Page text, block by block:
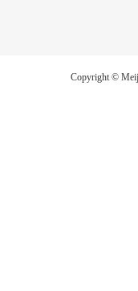
Copyright ©